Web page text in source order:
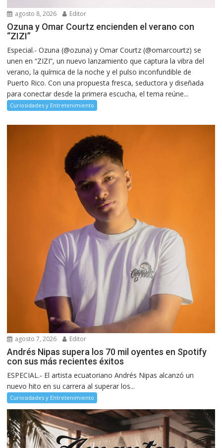
agosto 8, 2026 Editor
Ozuna y Omar Courtz encienden el verano con
“ZIZI”
Especial.- Ozuna (@ozuna) y Omar Courtz (@omarcourtz) se
unen en “ZIZI”, un nuevo lanzamiento que captura la vibra del
verano, la química de la noche y el pulso inconfundible de
Puerto Rico. Con una propuesta fresca, seductora y diseñada
para conectar desde la primera escucha, el tema reúne...
Curiosidades y Entretenimiento
agosto 7, 2026 Editor
Andrés Nipas supera los 70 mil oyentes en Spotify
con sus más recientes éxitos
ESPECIAL.- El artista ecuatoriano Andrés Nipas alcanzó un
nuevo hito en su carrera al superar los...
Curiosidades y Entretenimiento